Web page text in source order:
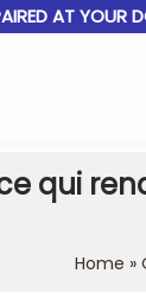
AT YOUR
qui
Home »